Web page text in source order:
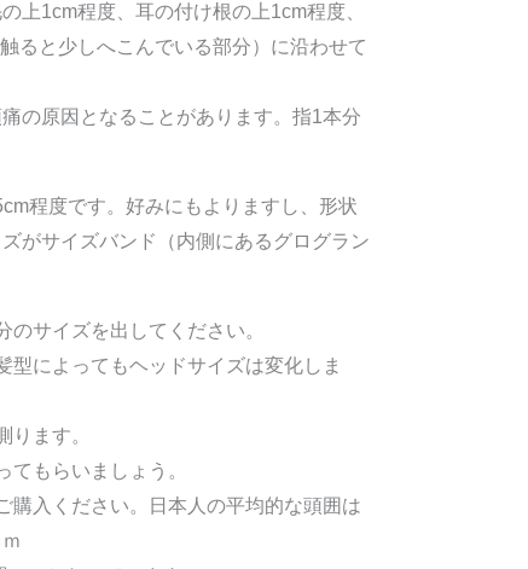
上1cm程度、耳の付け根の上1cm程度、
ると少しへこんでいる部分）に沿わせて
の原因となることがあります。指1本分
程度です。好みにもよりますし、形状
がサイズバンド（内側にあるグログラン
サイズを出してください。
型によってもヘッドサイズは変化しま
ります。
てもらいましょう。
購入ください。日本人の平均的な頭囲は